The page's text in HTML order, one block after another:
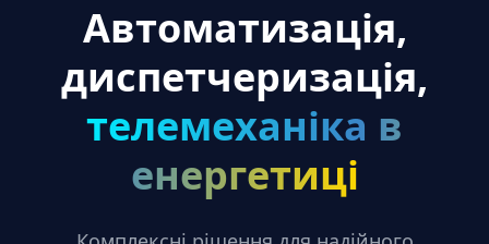
Автоматизація,
диспетчеризація,
телемеханіка в
енергетиці